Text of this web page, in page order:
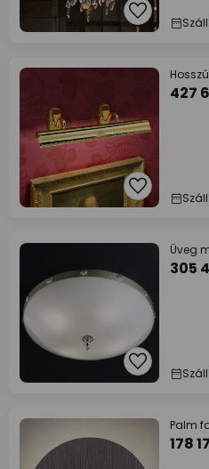
427
Üveg
305
Palm
178